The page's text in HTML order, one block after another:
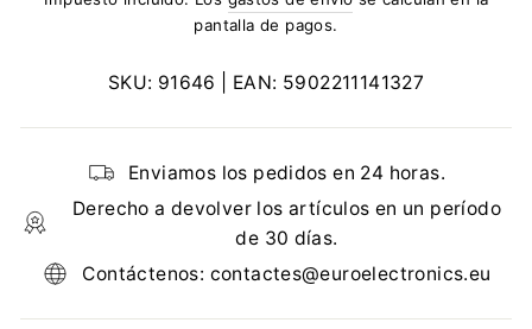
pantalla de pagos.
SKU: 91646 | EAN: 5902211141327
Enviamos los pedidos en 24 horas.
Derecho a devolver los artículos en un período
de 30 días.
Contáctenos: contactes@euroelectronics.eu